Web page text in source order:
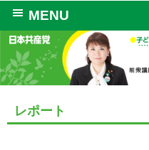
MENU
レポート